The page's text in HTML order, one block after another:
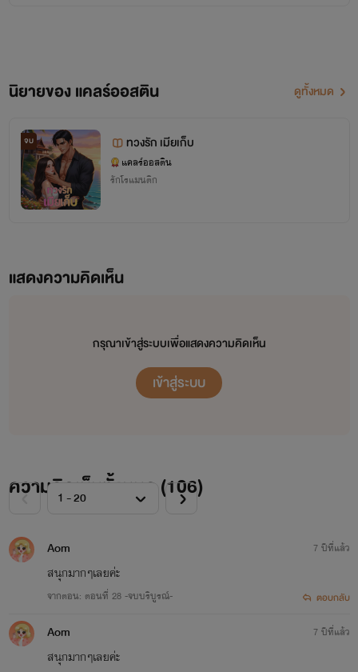
นิยายของ แคลร์ออสติน ดูทั้งหมด
จบ ทวงรัก เมียเก็บ
แคลร์ออสติน
รักโรแมนติก
แสดงความคิดเห็น
กรุณาเข้าสู่ระบบเพื่อแสดงความคิดเห็น
เข้าสู่ระบบ
ความคิดเห็นทั้งหมด (106)
Aom
สนุกมากๆเลยค่ะ
จากตอน: ตอนที่ 28 -จบบริบูรณ์-
7 ปีที่แล้ว
ตอบกลับ
Aom
สนุกมากๆเลยค่ะ
7 ปีที่แล้ว